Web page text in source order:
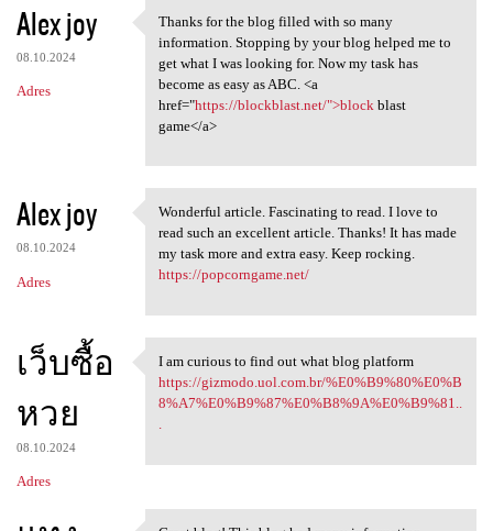
Alex joy
08.10.2024
Adres
Thanks for the blog filled
Thanks for the blog filled with so many
information. Stopping by your blog helped me to
get what I was looking for. Now my task has
become as easy as ABC. <a
href="https://blockblast.net/">block blast
game</a>
Alex joy
08.10.2024
Adres
Wonderful article.
Wonderful article. Fascinating to read. I love to
read such an excellent article. Thanks! It has made
my task more and extra easy. Keep rocking.
https://popcorngame.net/
เว็บซื้อ
หวย
08.10.2024
Adres
I am curious to find out what
I am curious to find out what blog platform
https://gizmodo.uol.com.br/%E0%B9%80%E0%B
8%A7%E0%B9%87%E0%B8%9A%E0%B9%81..